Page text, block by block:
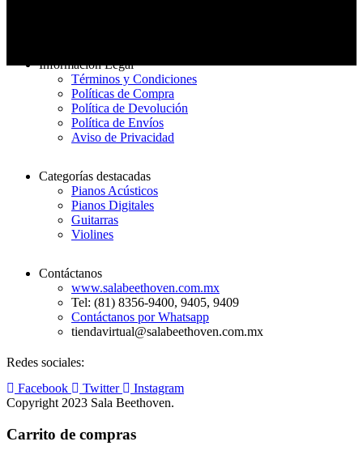
Información Legal
Términos y Condiciones
Políticas de Compra
Política de Devolución
Política de Envíos
Aviso de Privacidad
Categorías destacadas
Pianos Acústicos
Pianos Digitales
Guitarras
Violines
Contáctanos
www.salabeethoven.com.mx
Tel: (81) 8356-9400, 9405, 9409
Contáctanos por Whatsapp
tiendavirtual@salabeethoven.com.mx
Redes sociales:
Facebook
Twitter
Instagram
Copyright 2023 Sala Beethoven.
Carrito de compras